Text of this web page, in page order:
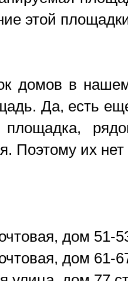
этой
домов в
Да, есть
площадка,
Поэтому их
дом 51-
дом 61-